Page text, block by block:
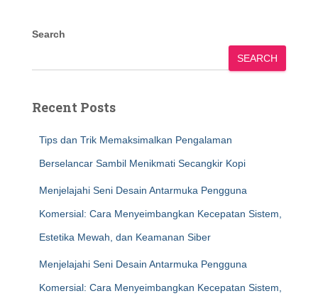
Search
SEARCH
Recent Posts
Tips dan Trik Memaksimalkan Pengalaman
Berselancar Sambil Menikmati Secangkir Kopi
Menjelajahi Seni Desain Antarmuka Pengguna
Komersial: Cara Menyeimbangkan Kecepatan Sistem,
Estetika Mewah, dan Keamanan Siber
Menjelajahi Seni Desain Antarmuka Pengguna
Komersial: Cara Menyeimbangkan Kecepatan Sistem,